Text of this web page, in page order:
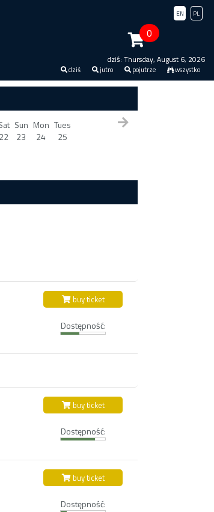
PL
EN
0
dziś: Thursday, August 6, 2026
dziś jutro pojutrze wszystko
22
Sun
23
Mon
24
Tues
25
buy ticket
Dostępność:
buy ticket
Dostępność:
buy ticket
Dostępność: